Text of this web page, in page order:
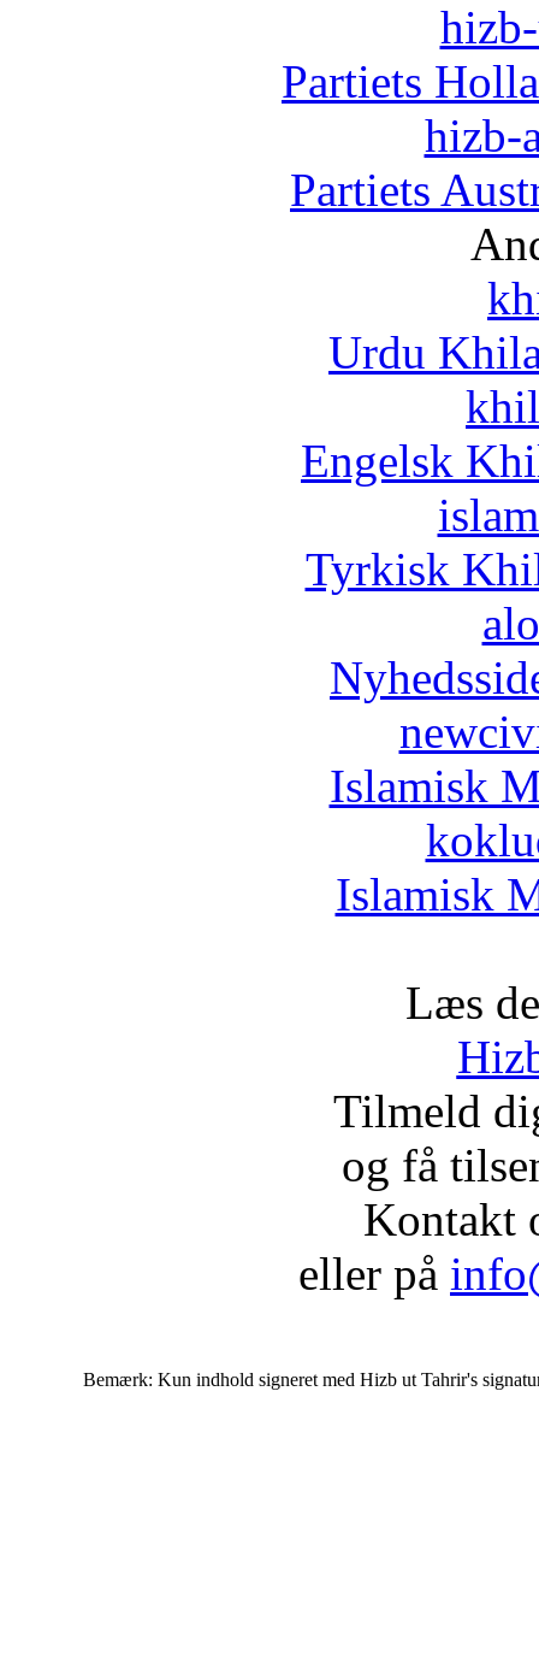
Partiets
hizb-
Partiets
Urdu
Engelsk
Tyrkisk
Islamisk
Islamisk
Læs
Tilmeld
og få
Kontakt
eller på
Bemærk: Kun indhold signeret med Hizb ut Tahrir's